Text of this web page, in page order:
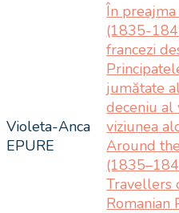
Violeta-Anca
EPURE
În
(1835-
francezi
jumătate
deceniu al
viziunea
Around
Travellers
Romanian